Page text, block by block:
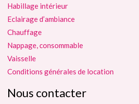
Habillage intérieur
Eclairage d’ambiance
Chauffage
Nappage, consommable
Vaisselle
Conditions générales de location
Nous contacter